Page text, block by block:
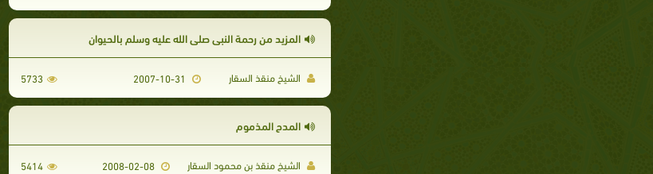
المزيد من رحمة النبى صلى الله عليه وسلم بالحيوان
الشيخ منقذ السقار 5733
المدح المذموم
الشيخ منقذ بن محمود السقار 2008-02-08
5414